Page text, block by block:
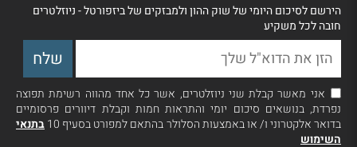
הירשם לסיכום היומי של שוק ההון ולמבזקים של ביזפורטל - ניוזלטרים
חובה לכל משקיע
אני מאשר קבלת שני ניוזלטרים, אשר כל אחד מהווה רשימת תפוצה
נפרדת, בנושאים סיכום יומי והתראות חמות וקבלת דיוורים פרסומיים
בדואר אלקטרוני ו/ או באמצעות הסלולר בהתאם למפורט בסעיף 10
בתנאי
השימוש